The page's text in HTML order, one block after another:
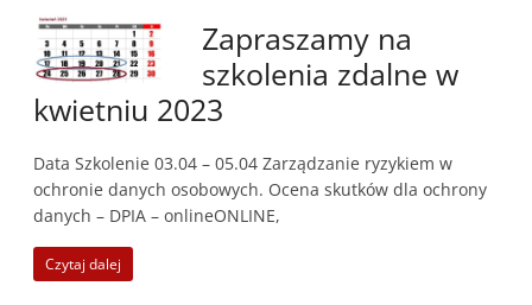
Zapraszamy na
szkolenia zdalne w
kwietniu 2023
Data Szkolenie 03.04 – 05.04 Zarządzanie ryzykiem w
ochronie danych osobowych. Ocena skutków dla ochrony
danych – DPIA – onlineONLINE,
Czytaj dalej